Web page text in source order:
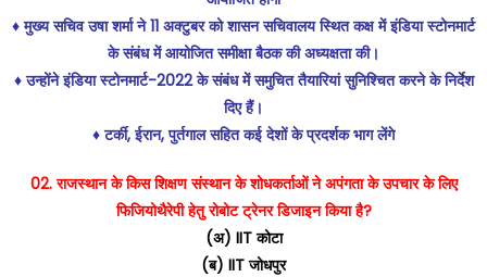
♦️ मुख्य सचिव उषा शर्मा ने 11 अक्टुबर को शासन सचिवालय स्थित कक्ष में इंडिया स्टोनमार्ट
के संबंध में आयोजित समीक्षा बैठक की अध्यक्षता की।
♦️ उन्होंने इंडिया स्टोनमार्ट-2022 के संबंध में समुचित तैयारियां सुनिश्चित करने के निर्देश
दिए हैं।
♦️ टर्की, ईरान, पुर्तगाल सहित कई देशों के प्रदर्शक भाग लेंगे
02. राजस्थान के किस शिक्षण संस्थान के शोधकर्ताओं ने अपंगता के उपचार के लिए
फिजियोथैरेपी हेतु रोबोट ट्रेनर डिजाइन किया है?
(अ) IIT कोटा
(ब) IIT जोधपुर